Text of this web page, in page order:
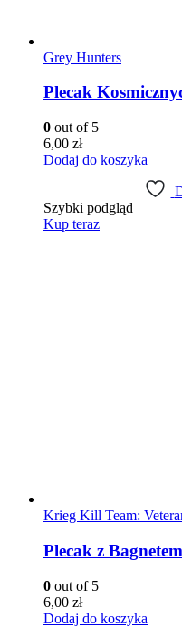
Grey Hunters
Plecak
0 out of 5
6,00 zł
Dodaj do koszyka
Szybki podgląd
Kup teraz
Krieg Kill Team:
Plecak z
0 out of 5
6,00 zł
Dodaj do koszyka